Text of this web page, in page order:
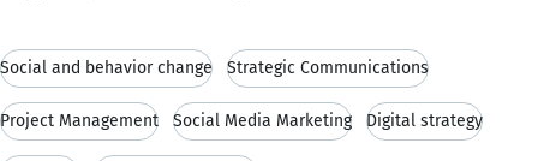
Social and behavior change Strategic Communications
Project Management Social Media Marketing Digital strategy